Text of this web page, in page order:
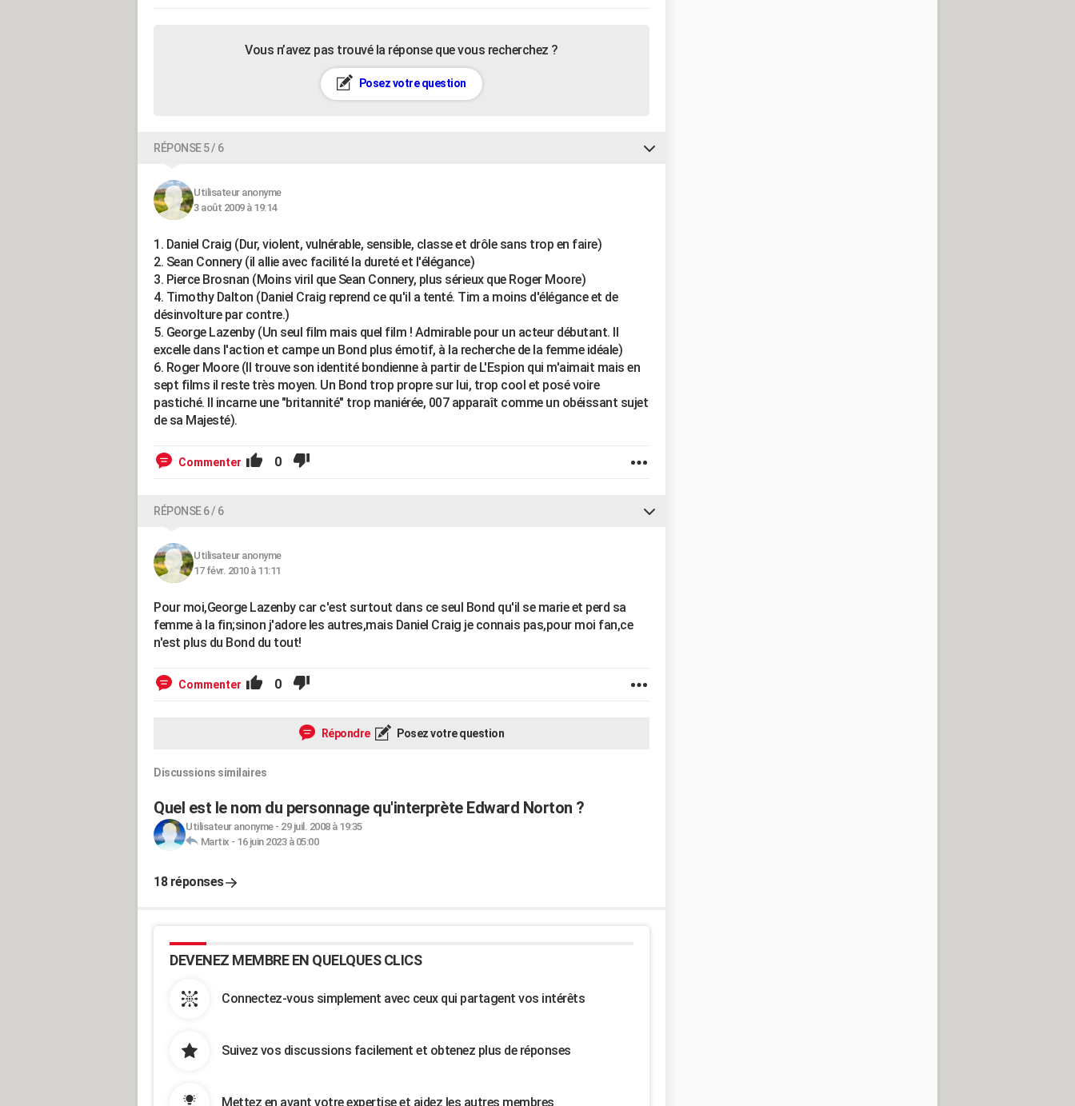
Vous n’avez pas trouvé la réponse que vous recherchez ?
Posez votre question
RÉPONSE 5 / 6
Utilisateur anonyme
3 août 2009 à 19:14
1. Daniel Craig (Dur, violent, vulnérable, sensible, classe et drôle sans trop en faire)
2. Sean Connery (il allie avec facilité la dureté et l'élégance)
3. Pierce Brosnan (Moins viril que Sean Connery, plus sérieux que Roger Moore)
4. Timothy Dalton (Daniel Craig reprend ce qu'il a tenté. Tim a moins d'élégance et de
désinvolture par contre.)
5. George Lazenby (Un seul film mais quel film ! Admirable pour un acteur débutant. Il
excelle dans l'action et campe un Bond plus émotif, à la recherche de la femme idéale)
6. Roger Moore (Il trouve son identité bondienne à partir de L'Espion qui m'aimait mais en
sept films il reste très moyen. Un Bond trop propre sur lui, trop cool et posé voire
pastiché. Il incarne une "britannité" trop maniérée, 007 apparaît comme un obéissant sujet
de sa Majesté).
Commenter 0
RÉPONSE 6 / 6
Utilisateur anonyme
17 févr. 2010 à 11:11
Pour moi,George Lazenby car c'est surtout dans ce seul Bond qu'il se marie et perd sa
femme à la fin;sinon j'adore les autres,mais Daniel Craig je connais pas,pour moi fan,ce
n'est plus du Bond du tout!
Commenter 0
Répondre Posez votre question
Discussions similaires
Quel est le nom du personnage qu'interprète Edward Norton ?
Utilisateur anonyme- 29 juil. 2008 à 19:35
Martix - 16 juin 2023 à 05:00
18 réponses
DEVENEZ MEMBRE EN QUELQUES CLICS
Connectez-vous simplement avec ceux qui partagent vos intérêts
Suivez vos discussions facilement et obtenez plus de réponses
Mettez en avant votre expertise et aidez les autres membres